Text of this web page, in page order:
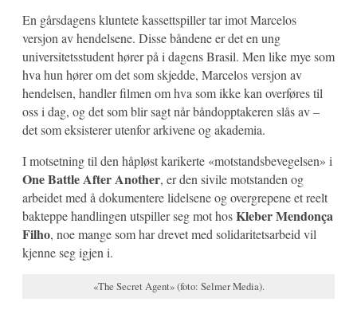
En gårsdagens kluntete kassettspiller tar imot Marcelos
versjon av hendelsene. Disse båndene er det en ung
universitetsstudent hører på i dagens Brasil. Men like mye som
hva hun hører om det som skjedde, Marcelos versjon av
hendelsen, handler filmen om hva som ikke kan overføres til
oss i dag, og det som blir sagt når båndopptakeren slås av –
det som eksisterer utenfor arkivene og akademia.
I motsetning til den håpløst karikerte «motstandsbevegelsen» i
One Battle After Another, er den sivile motstanden og
arbeidet med å dokumentere lidelsene og overgrepene et reelt
bakteppe handlingen utspiller seg mot hosKleber Mendonça
Filho, noe mange som har drevet med solidaritetsarbeid vil
kjenne seg igjen i.
«The Secret Agent» (foto: Selmer Media).